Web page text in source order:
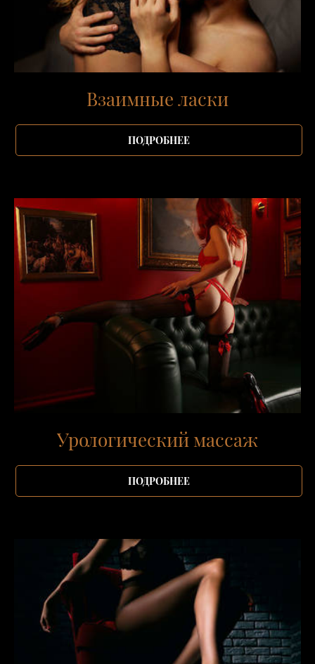
Взаимные ласки
ПОДРОБНЕЕ
Урологический массаж
ПОДРОБНЕЕ